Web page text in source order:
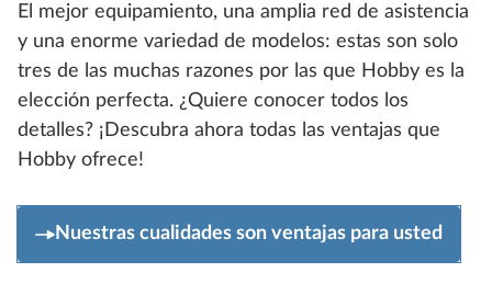
El mejor equipamiento, una amplia red de asistencia
y una enorme variedad de modelos: estas son solo
tres de las muchas razones por las que Hobby es la
elección perfecta. ¿Quiere conocer todos los
detalles? ¡Descubra ahora todas las ventajas que
Hobby ofrece!
Nuestras cualidades son ventajas para usted